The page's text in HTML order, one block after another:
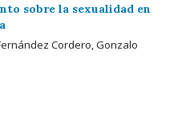
sobre la sexualidad en
Cordero, Gonzalo